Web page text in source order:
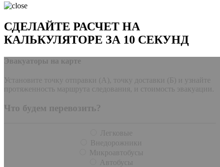
СДЕЛАЙТЕ РАСЧЕТ НА
КАЛЬКУЛЯТОРЕ ЗА 10 СЕКУНД
Эвакуаторы на карте
Установите точку отправки (А), точку доставки (Б) и узнайте
протяженность маршрута следования, и стоимость эвакуации.
Что будем перевозить?
Легковые
Внедорожники
Микроавтобусы
Автобусы